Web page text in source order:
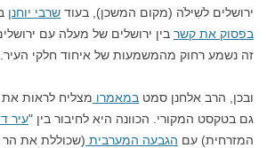
ירושלים לשִׁילֹה (מקום המשכן), בעוד שרבי יוחנן
בפסוק את קשר בין ירושלים של מעלה עם
זה נשמע רחוק מהמשמעות של איחוד חלקי העיר.
ובכן, הרב אלחנן סמט במאמרו מצליח לראות
גם בטקסט המקורי. הכוונה היא לחיבור בין "עיר
המזרחית) עם הגבעה המערבית (שכוללת את הר